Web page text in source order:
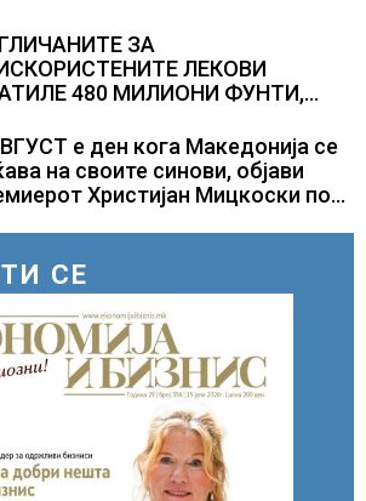
ЗА
ЛЕКОВИ
480 МИЛИОНИ ФУНТИ,
лекови што навистина им се
е ден кога Македонија се
на своите синови, објави
Христијан Мицкоски по
бранители
СЕ